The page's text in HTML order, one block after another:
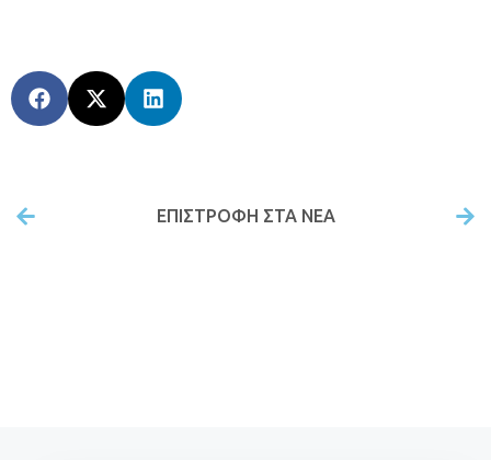
ΕΠΙΣΤΡΟΦΉ ΣΤΑ ΝΕΑ